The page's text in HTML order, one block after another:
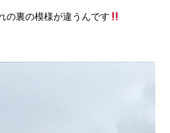
の裏の模様が違うんです